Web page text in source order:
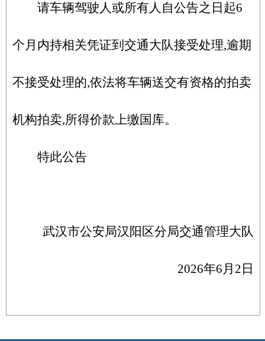
请车辆驾驶人或所有人自公告之日起6
个月内持相关凭证到交通大队接受处理,逾期
不接受处理的,依法将车辆送交有资格的拍卖
机构拍卖,所得价款上缴国库。
特此公告
武汉市公安局汉阳区分局交通管理大队
2026年6月2日